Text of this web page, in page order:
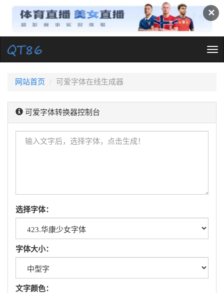
✕
网站首页 可爱字体在线生成器
可爱字体转换器控制台
选择字体：
字体大小：
文字颜色：